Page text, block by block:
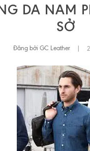
DA NAM
SỞ
Đăng bởi GC Leather